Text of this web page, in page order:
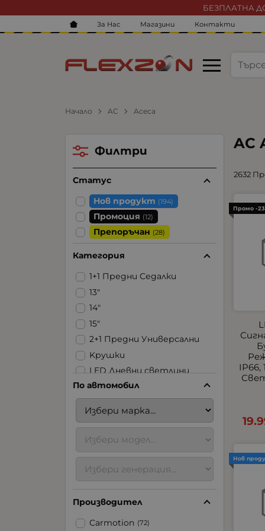
БЕЗПЛАТНА
За Нас Магазини Контакти
Начало AC Aceca
AC
2632
IP66,
Промо -
Нов
Филтри
Статус
Нов продукт (194)
Промоция (12)
Препоръчан (28)
Категория
1+1 Предни Седалки
13"
14"
15"
2+1 Предни Универсални
Kрушки
LED Дневни светлини
LED Ленти
LED Стопове
LED Фарове | Халогени |
Задна светлина
LED Халогени
USB
Аксесоари за ремаркета
Аксесоари за
тротинетки
Блицове
По автомобил
Производител
Carmotion (72)